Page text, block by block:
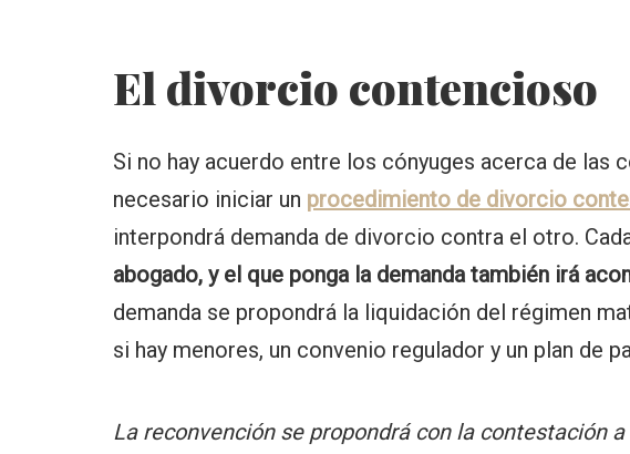
El divorcio contencioso
Si no hay acuerdo entre los cónyuges acerca de las
necesario iniciar un procedimiento de divorcio
interpondrá demanda de divorcio contra el otro.
abogado, y el que ponga la demanda también irá
demanda se propondrá la liquidación del régimen
si hay menores, un convenio regulador y un plan de
La reconvención se propondrá con la contestación